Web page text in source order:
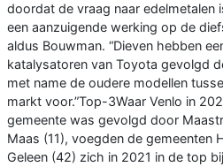
doordat de vraag naar edelmetalen
een aanzuigende werking op de
aldus Bouwman. “Dieven hebben
katalysatoren van Toyota gevolgd
met name de oudere modellen
markt voor.”Top-3Waar Venlo in
gemeente was gevolgd door
Maas (11), voegden de gemeenten
Geleen (42) zich in 2021 in de top